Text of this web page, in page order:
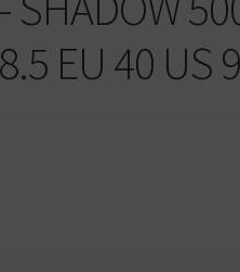
EU 40 US